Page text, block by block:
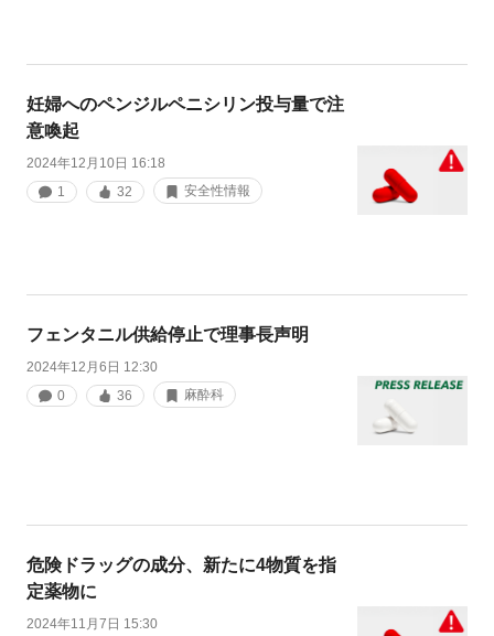
妊婦へのペンジルペニシリン投与量で注
意喚起
2024年12月10日 16:18
1
32 安全性情報
フェンタニル供給停止で理事長声明
2024年12月6日 12:30
0
36 麻酔科
危険ドラッグの成分、新たに4物質を指
定薬物に
2024年11月7日 15:30